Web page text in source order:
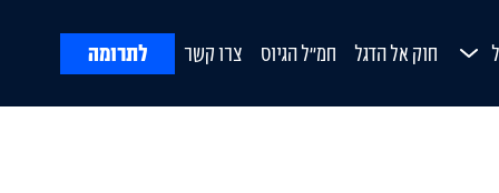
Open Submenu
חוק אל הדגל חמ"ל הגיוס צרו קשר לתרומה